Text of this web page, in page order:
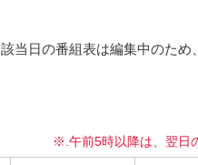
該当日の番組表は編集中のため
※.午前5時以降は、翌日